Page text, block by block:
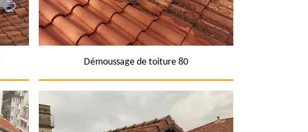
Démoussage de toiture 80